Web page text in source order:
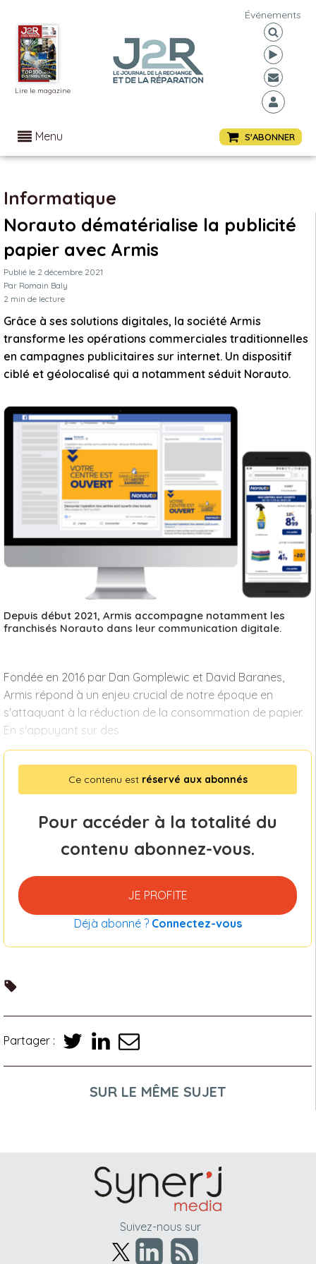
Lire le magazine
Événements
Menu S'ABONNER
Informatique
Norauto dématérialise la publicité
papier avec Armis
Publié le 2 décembre 2021
Par Romain Baly
2 min de lecture
Grâce à ses solutions digitales, la société Armis
transforme les opérations commerciales traditionnelles
en campagnes publicitaires sur internet. Un dispositif
ciblé et géolocalisé qui a notamment séduit Norauto.
Depuis début 2021, Armis accompagne notamment les
franchisés Norauto dans leur communication digitale.
Fondée en 2016 par Dan Gomplewic et David Baranes,
Armis répond à un enjeu crucial de notre époque en
s'attaquant à la réduction de la consommation de papier.
En s'appuyant sur des
Ce contenu est réservé aux abonnés
Pour accéder à la totalité du
contenu abonnez-vous.
JE PROFITE
Déjà abonné ? Connectez-vous
Partager :
SUR LE MÊME SUJET
Suivez-nous sur